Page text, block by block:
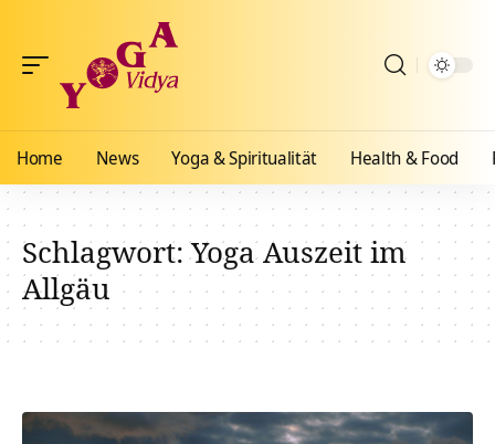
Home News Yoga & Spiritualität Health & Food
Schlagwort:Yoga Auszeit im
Allgäu